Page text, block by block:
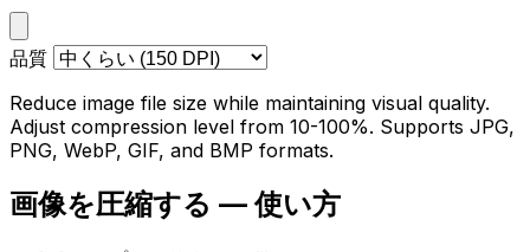
品質
Reduce image file size while maintaining visual quality.
Adjust compression level from 10-100%. Supports JPG,
PNG, WebP, GIF, and BMP formats.
画像を圧縮する — 使い方